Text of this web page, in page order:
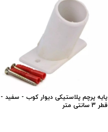
پایه پرچم پلاستیکی دیوار کوب - سفید -
قطر 3 سانتی متر